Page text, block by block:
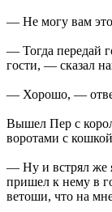
— Не могу вам
— Тогда передай
гости, — сказал
— Хорошо, —
Вышел Пер с
воротами с
— Ну и встрял же
пришел к нему в
ветоши, что на